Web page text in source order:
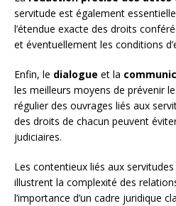
servitude est également
l’étendue exacte des droits
et éventuellement les conditions
Enfin, le dialogue et la
les meilleurs moyens de prévenir
régulier des ouvrages liés aux
des droits de chacun peuvent
judiciaires.
Les contentieux liés aux
illustrent la complexité des
l’importance d’un cadre juridique